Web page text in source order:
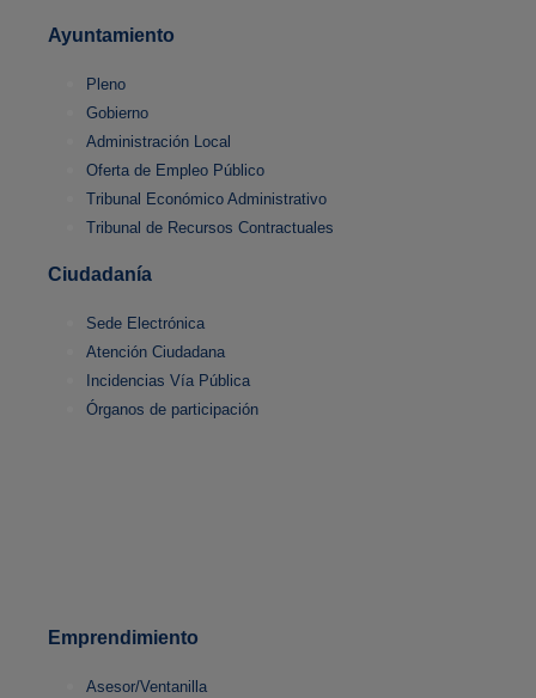
Ayuntamiento
Pleno
Gobierno
Administración Local
Oferta de Empleo Público
Tribunal Económico Administrativo
Tribunal de Recursos Contractuales
Ciudadanía
Sede Electrónica
Atención Ciudadana
Incidencias Vía Pública
Órganos de participación
Emprendimiento
Asesor/Ventanilla